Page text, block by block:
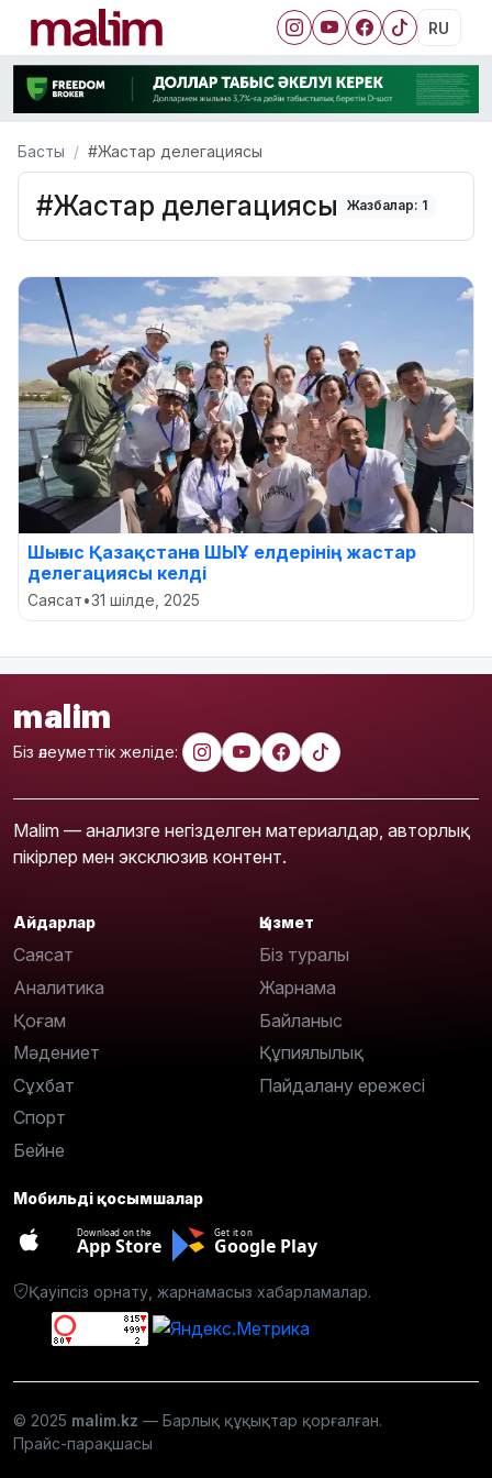
RU
Басты #Жастар делегациясы
#Жастар делегациясы Жазбалар: 1
Шығыс Қазақстанға ШЫҰ елдерінің жастар
делегациясы келді
Саясат•31 шілде, 2025
malim
Біз әлеуметтік желіде:
Malim — анализге негізделген материалдар, авторлық
пікірлер мен эксклюзив контент.
Айдарлар
Саясат
Аналитика
Қоғам
Мәдениет
Сұхбат
Спорт
Бейне
Қызмет
Біз туралы
Жарнама
Байланыс
Құпиялылық
Пайдалану ережесі
Мобильді қосымшалар
Download on the
App Store
Get it on
Google Play
Қауіпсіз орнату, жарнамасыз хабарламалар.
© 2025 malim.kz — Барлық құқықтар қорғалған.
Прайс-парақшасы